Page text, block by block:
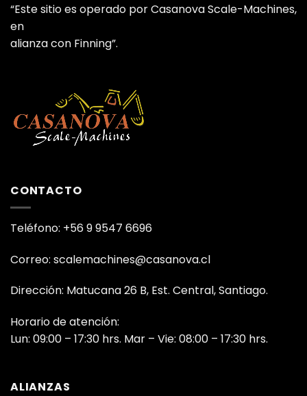
“Este sitio es operado por Casanova Scale-Machines,
en
alianza con Finning”.
CONTACTO
Teléfono: +56 9 9547 6696
Correo: scalemachines@casanova.cl
Dirección: Matucana 26 B, Est. Central, Santiago.
Horario de atención:
Lun: 09:00 – 17:30 hrs. Mar – Vie: 08:00 – 17:30 hrs.
ALIANZAS